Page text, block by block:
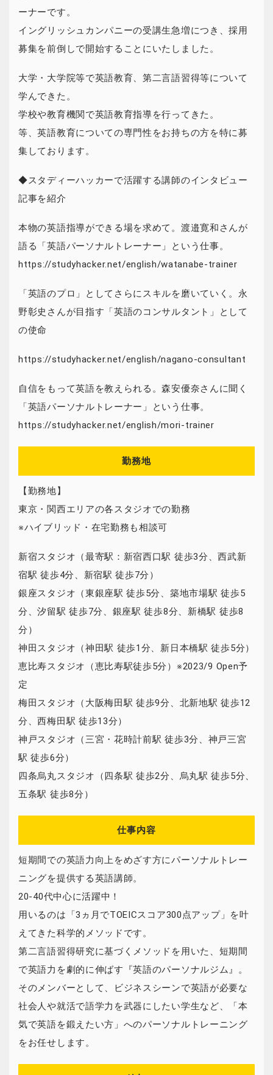
ーナーです。
イングリッシュカンパニーの受講生急増につき、採用
募集を前倒しで開始することにいたしました。
大学・大学院等で英語教育、第二言語習得等について
学んできた。
学校や教育機関で英語教育指導を行ってきた。
等、英語教育についての専門性をお持ちの方を特に募
集しております。
◆スタディーハッカーで活躍する講師のインタビュー
記事を紹介
本物の英語指導ができる場を求めて。渡邉寛和さんが
語る「英語パーソナルトレーナー」という仕事。
https://studyhacker.net/english/watanabe-trainer
「英語のプロ」としてさらにスキルを磨いていく。永
野彰史さんが目指す「英語のコンサルタント」として
の使命
https://studyhacker.net/english/nagano-consultant
自信をもって英語を教えられる。森安優奈さんに聞く
「英語パーソナルトレーナー」という仕事。
https://studyhacker.net/english/mori-trainer
勤務地
【勤務地】
東京・関西エリアの各スタジオでの勤務
※ハイブリッド・在宅勤務も相談可
新宿スタジオ（最寄駅：新宿西口駅 徒歩3分、西武新
宿駅 徒歩4分、新宿駅 徒歩7分）
銀座スタジオ（東銀座駅 徒歩5分、築地市場駅 徒歩5
分、汐留駅 徒歩7分、銀座駅 徒歩8分、新橋駅 徒歩8
分）
神田スタジオ（神田駅 徒歩1分、新日本橋駅 徒歩5分）
恵比寿スタジオ（恵比寿駅徒歩5分）※2023/9 Open予
定
梅田スタジオ（大阪梅田駅 徒歩9分、北新地駅 徒歩12
分、西梅田駅 徒歩13分）
神戸スタジオ（三宮・花時計前駅 徒歩3分、神戸三宮
駅 徒歩6分）
四条烏丸スタジオ（四条駅 徒歩2分、烏丸駅 徒歩5分、
五条駅 徒歩8分）
仕事内容
短期間での英語力向上をめざす方にパーソナルトレー
ニングを提供する英語講師。
20-40代中心に活躍中！
用いるのは「3ヵ月でTOEICスコア300点アップ」を叶
えてきた科学的メソッドです。
第二言語習得研究に基づくメソッドを用いた、短期間
で英語力を劇的に伸ばす『英語のパーソナルジム』。
そのメンバーとして、ビジネスシーンで英語が必要な
社会人や就活で語学力を武器にしたい学生など、「本
気で英語を鍛えたい方」へのパーソナルトレーニング
をお任せします。